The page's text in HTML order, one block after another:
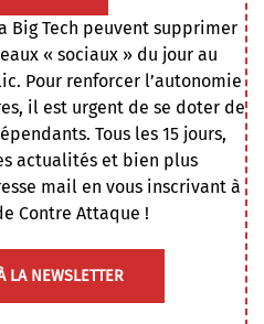
Big Tech peuvent supprimer
« sociaux » du jour au
Pour renforcer l’autonomie
il est urgent de se doter de
Tous les 15 jours,
actualités et bien plus
mail en vous inscrivant à
Contre Attaque !
LA NEWSLETTER